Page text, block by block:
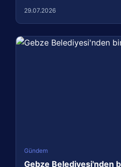
29.07.2026
Gündem
Gebze Belediyesi'nden